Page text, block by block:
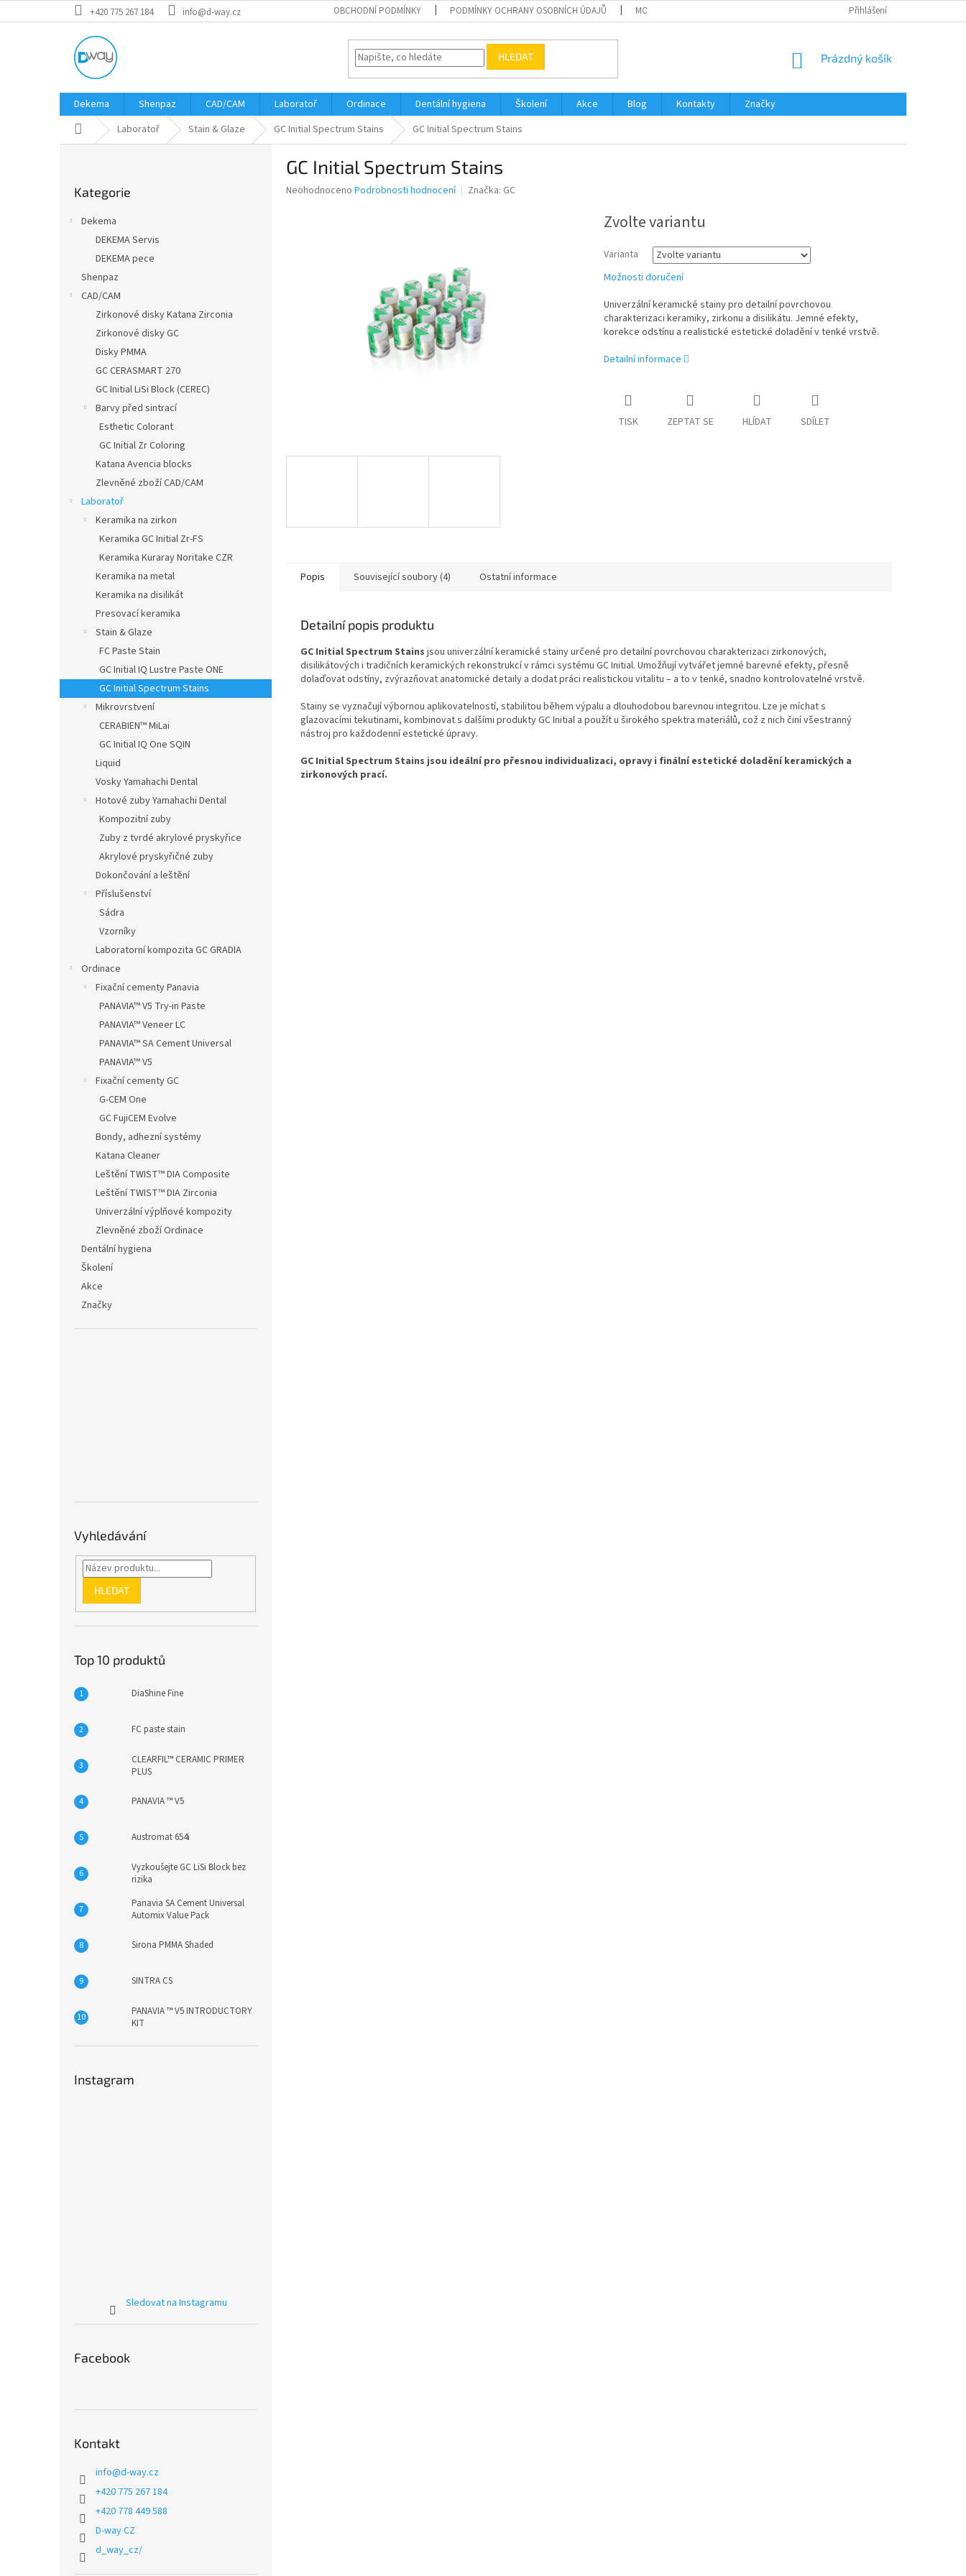
na
+420 775 267 184 info@d-way.cz OBCHODNÍ PODMÍNKY PODMÍNKY OCHRANY OSOBNÍCH ÚDAJŮ MOŽNOSTI PLATBY Přihlášení
HLEDAT
NÁKUPNÍ
Prázdný košík
Dekema Shenpaz CAD/CAM Laboratoř Ordinace Dentální hygiena Školení Akce Blog Kontakty
Značky
Domů Laboratoř Stain & Glaze GC Initial Spectrum Stains GC Initial Spectrum Stains
kategorie
Kategorie
Dekema
DEKEMA Servis
DEKEMA pece
Shenpaz
CAD/CAM
Zirkonové disky Katana Zirconia
Zirkonové disky GC
Disky PMMA
GC CERASMART 270
GC Initial LiSi Block (CEREC)
Barvy před sintrací
Esthetic Colorant
GC Initial Zr Coloring
Katana Avencia blocks
Zlevněné zboží CAD/CAM
Laboratoř
Keramika na zirkon
Keramika GC Initial Zr-FS
Keramika Kuraray Noritake CZR
Keramika na metal
Keramika na disilikát
Presovací keramika
Stain & Glaze
FC Paste Stain
GC Initial IQ Lustre Paste ONE
GC Initial Spectrum Stains
Mikrovrstvení
CERABIEN™ MiLai
GC Initial IQ One SQIN
Liquid
Vosky Yamahachi Dental
Hotové zuby Yamahachi Dental
Kompozitní zuby
Zuby z tvrdé akrylové pryskyřice
Akrylové pryskyřičné zuby
Dokončování a leštění
Příslušenství
Sádra
Vzorníky
Laboratorní kompozita GC GRADIA
Ordinace
Fixační cementy Panavia
PANAVIA™ V5 Try-in Paste
PANAVIA™ Veneer LC
PANAVIA™ SA Cement Universal
PANAVIA™ V5
Fixační cementy GC
G-CEM One
GC FujiCEM Evolve
Bondy, adhezní systémy
Katana Cleaner
Leštění TWIST™ DIA Composite
Leštění TWIST™ DIA Zirconia
Univerzální výplňové kompozity
Zlevněné zboží Ordinace
Dentální hygiena
Školení
Akce
Značky
Vyhledávání
HLEDAT
Top 10 produktů
DiaShine Fine
FC paste stain
CLEARFIL™ CERAMIC PRIMER
PLUS
PANAVIA ™ V5
Austromat 654i
Vyzkoušejte GC LiSi Block bez
rizika
Panavia SA Cement Universal
Automix Value Pack
Sirona PMMA Shaded
SINTRA CS
PANAVIA ™ V5 INTRODUCTORY
KIT
Instagram
Sledovat na Instagramu
Facebook
Kontakt
info@d-way.cz
+420 775 267 184
+420 778 449 588
D-way CZ
d_way_cz/
GC Initial Spectrum Stains
Průměrné
Neohodnoceno Podrobnosti hodnocení Značka: GC
Zvolte variantu
Varianta
Možnosti doručení
Univerzální keramické stainy pro detailní povrchovou
charakterizaci keramiky, zirkonu a disilikátu. Jemné efekty,
korekce odstínu a realistické estetické doladění v tenké vrstvě.
Detailní informace
TISK ZEPTAT SE HLÍDAT SDÍLET
Popis Související soubory (4) Ostatní informace
Detailní popis produktu
GC Initial Spectrum Stains jsou univerzální keramické stainy určené pro detailní povrchovou charakterizaci zirkonových,
disilikátových i tradičních keramických rekonstrukcí v rámci systému GC Initial. Umožňují vytvářet jemné barevné efekty, přesně
dolaďovat odstíny, zvýrazňovat anatomické detaily a dodat práci realistickou vitalitu – a to v tenké, snadno kontrolovatelné vrstvě.
Stainy se vyznačují výbornou aplikovatelností, stabilitou během výpalu a dlouhodobou barevnou integritou. Lze je míchat s
glazovacími tekutinami, kombinovat s dalšími produkty GC Initial a použít u širokého spektra materiálů, což z nich činí všestranný
nástroj pro každodenní estetické úpravy.
GC Initial Spectrum Stains jsou ideální pro přesnou individualizaci, opravy i finální estetické doladění keramických a
zirkonových prací.